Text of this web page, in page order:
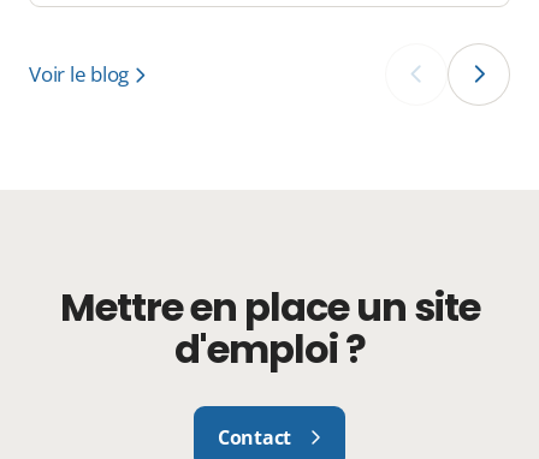
Voir le blog ‹ ›
Mettre en place un site
d'emploi ?
Contact